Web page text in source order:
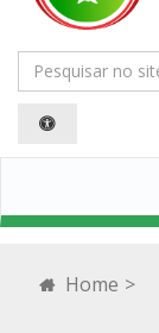
Home >